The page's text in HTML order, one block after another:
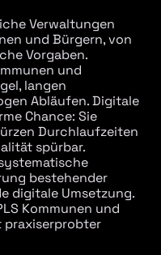
Verwaltungen
und Bürgern, von
Vorgaben.
und
langen
Abläufen. Digitale
Chance: Sie
Durchlaufzeiten
spürbar.
bestehender
digitale Umsetzung.
Kommunen und